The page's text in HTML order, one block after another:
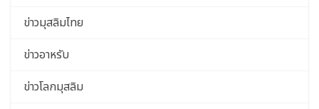
ข่าวมุสลิมไทย
ข่าวอาหรับ
ข่าวโลกมุสลิม